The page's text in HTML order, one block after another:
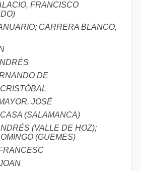
FRANCISCO
CARRERA BLANCO,
DE
JOSÉ
(SALAMANCA)
(VALLE DE HOZ);
(GÜEMES)